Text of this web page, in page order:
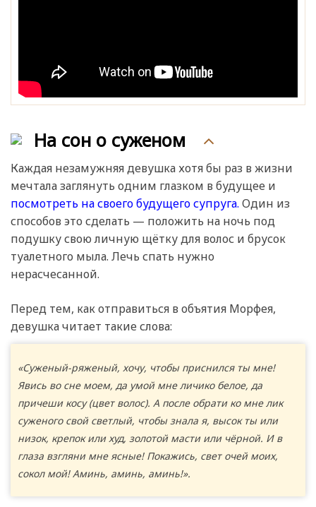
На сон о суженом
Каждая незамужняя девушка хотя бы раз в жизни
мечтала заглянуть одним глазком в будущее и
посмотреть на своего будущего супруга. Один из
способов это сделать — положить на ночь под
подушку свою личную щётку для волос и брусок
туалетного мыла. Лечь спать нужно
нерасчесанной.
Перед тем, как отправиться в объятия Морфея,
девушка читает такие слова:
«Суженый-ряженый, хочу, чтобы приснился ты мне!
Явись во сне моем, да умой мне личико белое, да
причеши косу (цвет волос). А после обрати ко мне лик
суженого свой светлый, чтобы знала я, высок ты или
низок, крепок или худ, золотой масти или чёрной. И в
глаза взгляни мне ясные! Покажись, свет очей моих,
сокол мой! Аминь, аминь, аминь!».